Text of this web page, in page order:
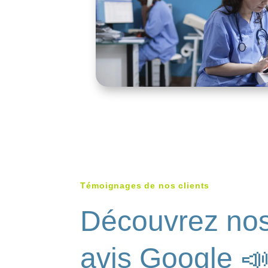
Témoignages de nos clients
Découvrez
avis Google